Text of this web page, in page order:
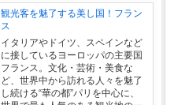
観光客を魅了する美し国！フラン
ス
イタリアやドイツ、スペインなど
に接しているヨーロッパの主要国
フランス。文化・芸術・美食な
ど、世界中から訪れる人々を魅了
し続ける“華の都”パリを中心に、